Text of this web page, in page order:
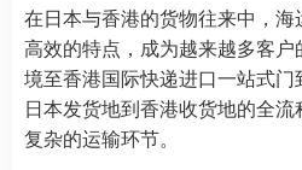
在日本与香港的货物往来中，海
高效的特点，成为越来越多客
境至香港国际快递进口一站式
日本发货地到香港收货地的全
复杂的运输环节。